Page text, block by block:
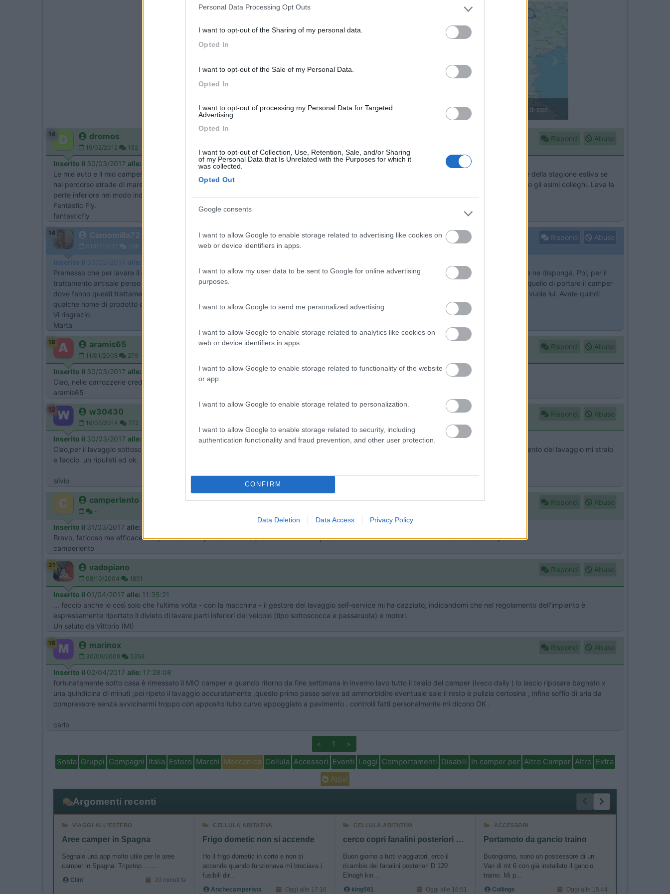
Personal Data Processing Opt Outs
I want to opt-out of the Sharing of my personal data.
Opted In
I want to opt-out of the Sale of my Personal Data.
Opted In
I want to opt-out of processing my Personal Data for Targeted
Advertising.
Opted In
I want to opt-out of Collection, Use, Retention, Sale, and/or Sharing
of my Personal Data that Is Unrelated with the Purposes for which it
was collected.
Opted Out
Google consents
I want to allow Google to enable storage related to advertising like cookies on
web or device identifiers in apps.
I want to allow my user data to be sent to Google for online advertising
purposes.
I want to allow Google to send me personalized advertising.
I want to allow Google to enable storage related to analytics like cookies on
web or device identifiers in apps.
I want to allow Google to enable storage related to functionality of the website
or app.
I want to allow Google to enable storage related to personalization.
I want to allow Google to enable storage related to security, including
authentication functionality and fraud prevention, and other user protection.
CONFIRM
Data Deletion Data Access Privacy Policy
Tour dell'Arco Alpino: da ovest a est Finlandia in camper: il piccolo sentiero
14 dromos
19/02/2012 132
Rispondi Abuso
Inserito il 30/03/2017 alle:
Le mie auto e il mio camper le ho lavate rigorosamente con acqua e prodotti non aggressivi per rimuovere il sale alla fine della stagione invernale e della stagione estiva se
hai percorso strade di mare dove ci potrebbe essere sabbia. Mai fare il grafitaggio dannosissimo per tutte le parti in gomma, come già hanno detto gli esimi colleghi. Lava la
perte inferiore nel modo indicato e il tuo camper ti ringrazierà.
Fantastic Fly.
fantasticfly
14 Camomilla72
01/07/2012 366
Rispondi Abuso
Inserito il 30/03/2017 alle:
Premesso che per lavare il sotto del camper immagino che occorra metterlo sul ponte, penso che sia obbligatorio rivolgersi a qualche struttura che ne disponga. Poi, per il
trattamento antisale penso che il liquido vada spruzzato a pressione, sempre con il camper sul ponte. In conclusione, il massimo che potrei fare é quello di portare il camper
dove fanno questi trattamenti, ma magari fornire io il giusto prodotto o richiedere quello specifico, senza correre il rischio che il tizio usi quello che vuole lui. Avete quindi
qualche nome di prodotto che potrei richiedere?
Vi ringrazio.
Marta
18 aramis65
11/01/2008 279
Rispondi Abuso
Inserito il 30/03/2017 alle:
Ciao, nelle carrozzerie credo sappiano tutto
aramis65
12 w30430
16/05/2014 772
Rispondi Abuso
Inserito il 30/03/2017 alle:
Ciao,per il lavaggio sottoscocca fatto un paio di volte utilizzo il lavaggio a gettoni ,indosso una tuta il pvc e dopo aver pulito con la lancia il pavimento del lavaggio mi straio
e faccio un ripulisti ad ok.
silvio
camperlento
-
Rispondi Abuso
Inserito il 31/03/2017 alle:
Bravo, faticoso ma efficace e sopratutto fatto personalmente presti attenzione e questo serve a mantenere in salute il fondo del tuo camper
camperlento
21 vadopiano
08/10/2004 1891
Rispondi Abuso
Inserito il 01/04/2017 alle: 11:35:21
... faccio anche io così solo che l'ultima volta - con la macchina - il gestore del lavaggio self-service mi ha cazziato, indicandomi che nel regolamento dell'impianto è
espressamente riportato il divieto di lavare parti inferiori del veicolo (tipo sottoscocca e passaruota) e motori.
Un saluto da Vittorio (MI)
16 marinox
30/09/2009 5358
Rispondi Abuso
Inserito il 02/04/2017 alle: 17:28:08
fortunatamente sotto casa è rimessato il MIO camper e quando ritorno da fine settimana in inverno lavo tutto il telaio del camper (iveco daily ) lo lascio riposare bagnato x
una quindicina di minuti ,poi ripeto il lavaggio accuratamente ,questo primo passo serve ad ammorbidire eventuale sale il resto è pulizia certosina , infine soffio di aria da
compressore senza avvicinarmi troppo con apposito tubo curvo appoggiato a pavimento . controlli fatti personalmente mi dicono OK .
carlo
< 1 >
Sosta Gruppi Compagni Italia Estero Marchi Meccanica Cellula Accessori Eventi Leggi Comportamenti Disabili In camper per Altro Camper Altro Extra
Attivi
Argomenti recenti
VIAGGI ALL'ESTERO
Aree camper in Spagna
Segnalo una app molto utile per le aree
camper in Spagna: Tripstop. ......
Clint 20 minuti fa
CELLULA ABITATIVA
Frigo dometic non si accende
Ho il frigo dometic in corto e non si
accende quando funzionava mi bruciava i
fusibili dir...
Anchecamperista Oggi alle 17:16
CELLULA ABITATIVA
cerco copri fanalini posteriori D 120 king 580 G
Buon giorno a tutti viaggiatori, erco il
ricambio dei fanalini posteriori D 120
Elnagh kin...
king581 Oggi alle 16:51
ACCESSORI
Portamoto da gancio traino
Buongiorno, sono un possessore di un
Van di mt 6 con già installato il gancio
traino. Mi p...
Collings Oggi alle 15:44